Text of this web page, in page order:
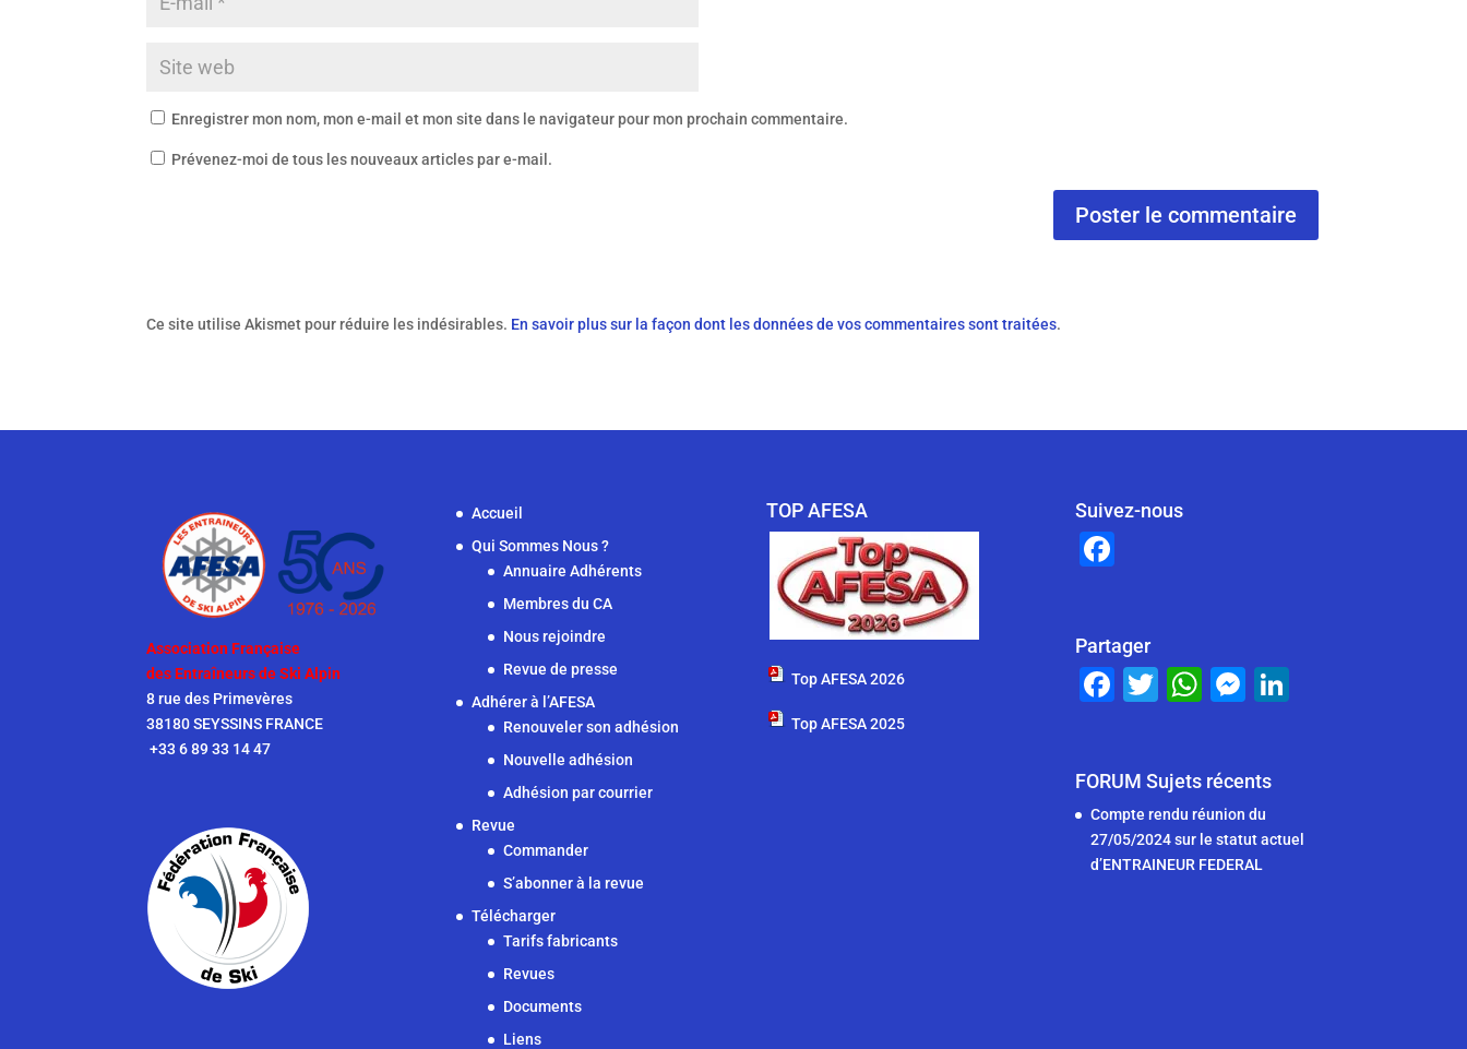
Enregistrer mon nom, mon e-mail et mon site dans le navigateur pour mon prochain commentaire.
Prévenez-moi de tous les nouveaux articles par e-mail.
Ce site utilise Akismet pour réduire les indésirables. En savoir plus sur la façon dont les données de vos commentaires sont traitées.
Association Française
des Entraîneurs de Ski Alpin
8 rue des Primevères
38180 SEYSSINS FRANCE
+33 6 89 33 14 47
Accueil
Qui Sommes Nous ?
Annuaire Adhérents
Membres du CA
Nous rejoindre
Revue de presse
Adhérer à l’AFESA
Renouveler son adhésion
Nouvelle adhésion
Adhésion par courrier
Revue
Commander
S’abonner à la revue
Télécharger
Tarifs fabricants
Revues
Documents
Liens
TOP AFESA
Top AFESA 2026
Top AFESA 2025
Suivez-nous
e
b
k
Partager
F
e
b
o
T
er
W
s
A
p
M
e
n
g
dI
n
FORUM Sujets récents
Compte rendu réunion du
27/05/2024 sur le statut actuel
d’ENTRAINEUR FEDERAL